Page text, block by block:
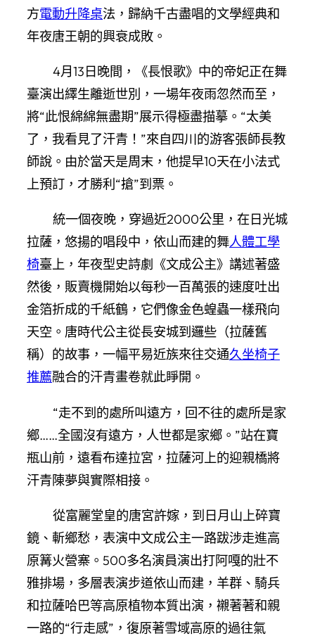
方電動升降桌法，歸納千古盡唱的文學經典和
年夜唐王朝的興衰成敗。
4月13日晚間，《長恨歌》中的帝妃正在舞
臺演出繹生離逝世別，一場年夜雨忽然而至，
將“此恨綿綿無盡期”展示得極盡描摹。“太美
了，我看見了汗青！”來自四川的游客張師長教
師說。由於當天是周末，他提早10天在小法式
上預訂，才勝利“搶”到票。
統一個夜晚，穿過近2000公里，在日光城
拉薩，悠揚的唱段中，依山而建的舞人體工學
椅臺上，年夜型史詩劇《文成公主》講述著盛
然後，販賣機開始以每秒一百萬張的速度吐出
金箔折成的千紙鶴，它們像金色蝗蟲一樣飛向
天空。唐時代公主從長安城到邏些（拉薩舊
稱）的故事，一幅平易近族來往交通久坐椅子
推薦融合的汗青畫卷就此睜開。
“走不到的處所叫遠方，回不往的處所是家
鄉……全國沒有遠方，人世都是家鄉。”站在寶
瓶山前，遠看布達拉宮，拉薩河上的迎親橋將
汗青陳夢與實際相接。
從富麗堂皇的唐宮許嫁，到日月山上碎寶
鏡、斬鄉愁，表演中文成公主一路跋涉走進高
原篝火營寨。500多名演員演出打阿嘎的壯不
雅排場，多層表演步道依山而建，羊群、騎兵
和拉薩哈巴等高原植物本質出演，襯著著和親
一路的“行走感”，復原著雪域高原的過往氣